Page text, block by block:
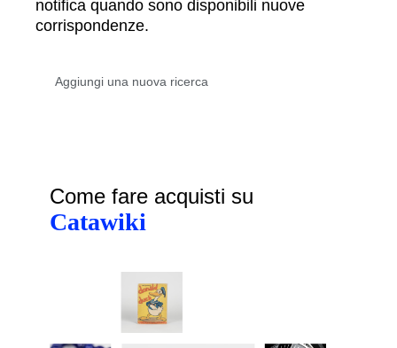
notifica quando sono disponibili nuove
corrispondenze.
Come fare acquisti su
Catawiki